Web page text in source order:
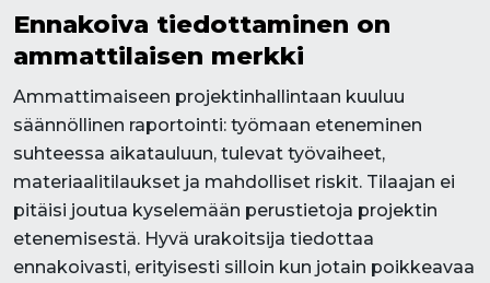
Ennakoiva tiedottaminen on
ammattilaisen merkki
Ammattimaiseen projektinhallintaan kuuluu
säännöllinen raportointi: työmaan eteneminen
suhteessa aikatauluun, tulevat työvaiheet,
materiaalitilaukset ja mahdolliset riskit. Tilaajan ei
pitäisi joutua kyselemään perustietoja projektin
etenemisestä. Hyvä urakoitsija tiedottaa
ennakoivasti, erityisesti silloin kun jotain poikkeavaa